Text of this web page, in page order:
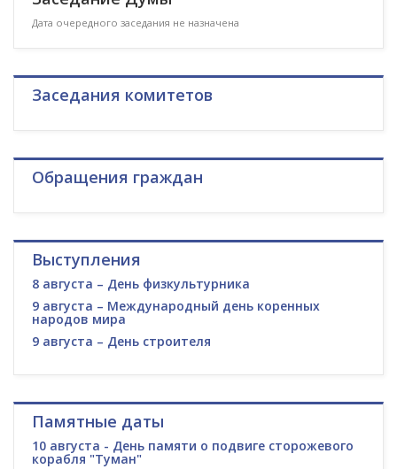
Дата очередного заседания не назначена
Заседания комитетов
Обращения граждан
Выступления
8 августа – День физкультурника
9 августа – Международный день коренных
народов мира
9 августа – День строителя
Памятные даты
10 августа - День памяти о подвиге сторожевого
корабля "Туман"